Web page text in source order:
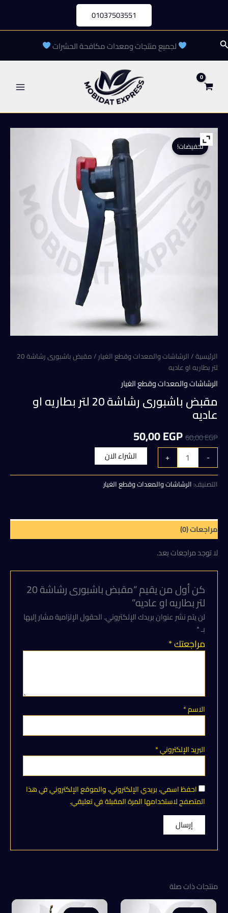
المحتوى
01037503551
البحث لجميع منتجات ومعدات مكافحة الحشرات
تخفيضات!
الرئيسية/الرشاشات والمعدات وقطع الغيار
/ مقبض باشبورى رشاشة 20
لتر بطاريه او عاديه
الرشاشات والمعدات وقطع الغيار
مقبض باشبورى رشاشة 20 لتر بطاريه او
عاديه
60,00EGP
السعر
الأصلي
هو:
60,00 EGP.
50,00EGP
الحالي
هو:
50,00 EGP.
-
كمية
مقبض
باشبورى
رشاشة
او
عاديه
+ الشراء الان
التصنيف: الرشاشات والمعدات وقطع الغيار
مراجعات (0)
لا توجد مراجعات بعد.
كن أول من يقيم “مقبض باشبورى رشاشة 20
لتر بطاريه او عاديه”
لن يتم نشر عنوان بريدك الإلكتروني.الحقول الإلزامية مشار إليها
بـ*
مراجعتك*
الاسم*
البريد الإلكتروني*
احفظ اسمي، بريدي الإلكتروني، والموقع الإلكتروني في هذا
المتصفح لاستخدامها المرة المقبلة في تعليقي.
منتجات ذات صلة